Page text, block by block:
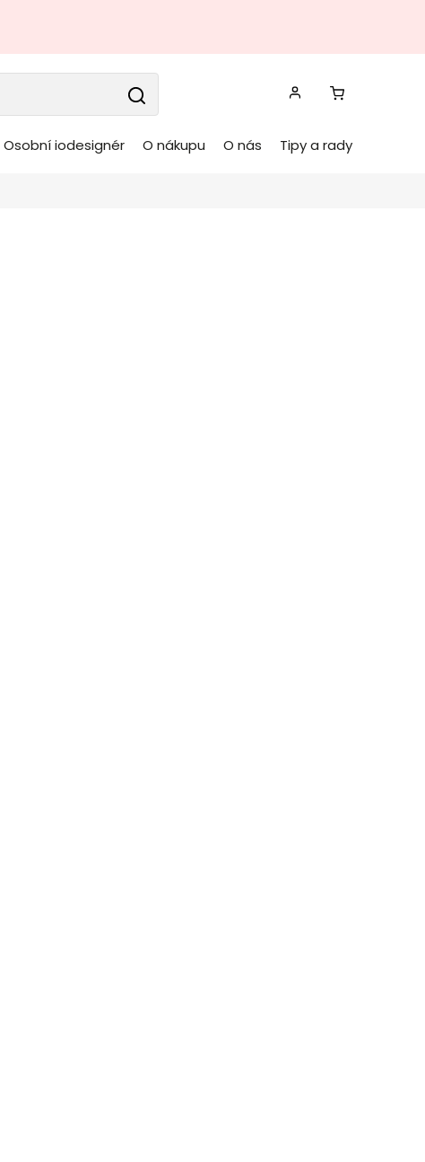
Osobní iodesignér O nákupu O nás Tipy a rady